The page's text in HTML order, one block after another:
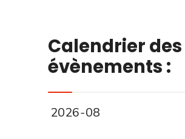
Calendrier des
évènements :